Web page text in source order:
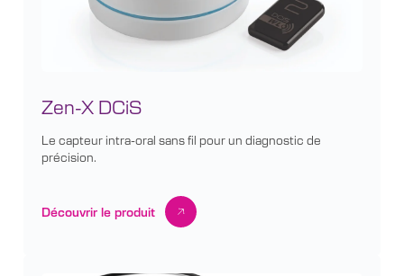
Zen-X DCiS
Le capteur intra-oral sans fil pour un diagnostic de
précision.
Découvrir le produit